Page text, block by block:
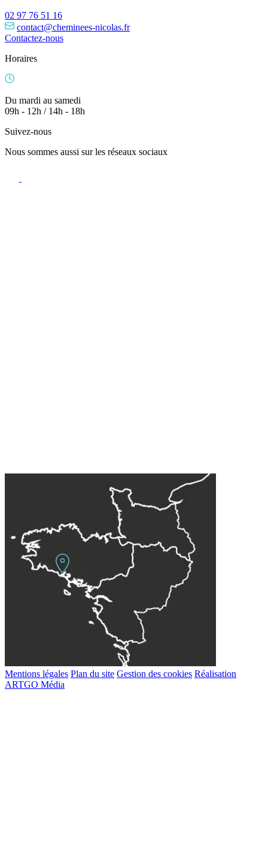
02 97 76 51 16
contact@cheminees-nicolas.fr
Contactez-nous
Horaires
Du mardi au samedi
09h - 12h / 14h - 18h
Suivez-nous
Nous sommes aussi sur les réseaux sociaux
Mentions légales Plan du site Gestion des cookies Réalisation
ARTGO Média